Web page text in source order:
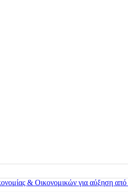
& Οικονομικών για αύξηση